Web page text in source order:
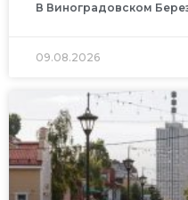
В Виноградовском
09.08.2026